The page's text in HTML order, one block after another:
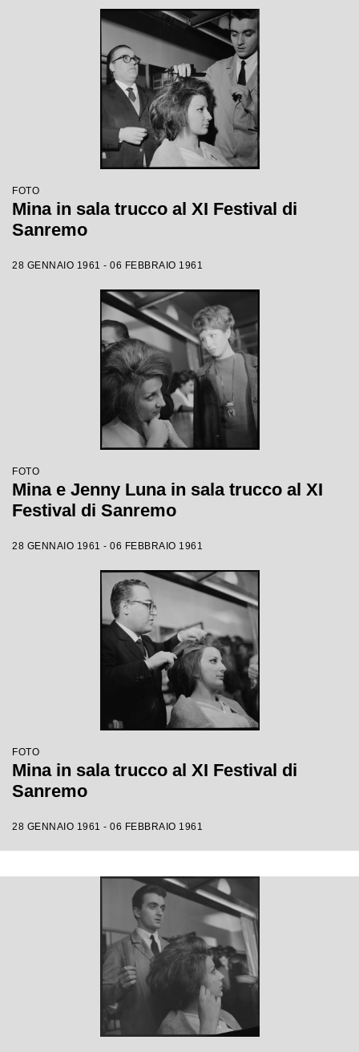
FOTO
Mina in sala trucco al XI Festival di
Sanremo
28 GENNAIO 1961 - 06 FEBBRAIO 1961
FOTO
Mina e Jenny Luna in sala trucco al XI
Festival di Sanremo
28 GENNAIO 1961 - 06 FEBBRAIO 1961
FOTO
Mina in sala trucco al XI Festival di
Sanremo
28 GENNAIO 1961 - 06 FEBBRAIO 1961